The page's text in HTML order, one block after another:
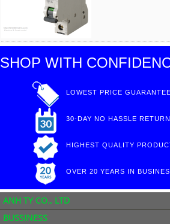
SHOP WITH
LOWEST PRICE
30-DAY NO HASSLE
HIGHEST QUALITY
OVER 20 YEARS IN
ANH TY CO., LTD
BUSSINESS